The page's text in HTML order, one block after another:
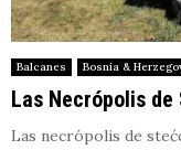
Balcanes Bosnia &
Las Necrópolis
Las necrópolis de